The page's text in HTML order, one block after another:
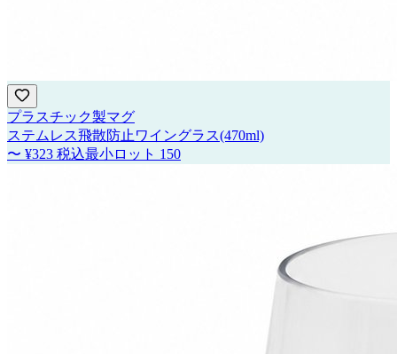
プラスチック製マグ
ステムレス飛散防止ワイングラス(470ml)
〜 ¥323 税込最小ロット 150